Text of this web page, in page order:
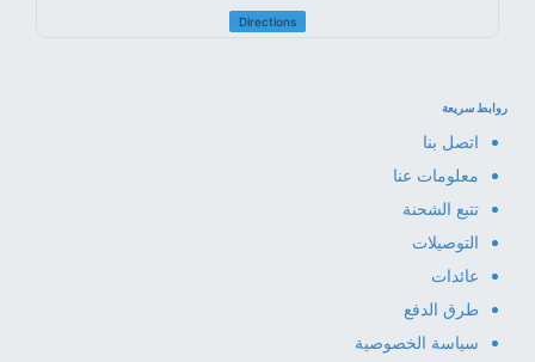
Directions
روابط سريعة
اتصل بنا
معلومات عنا
تتبع الشحنة
التوصيلات
عائدات
طرق الدفع
سياسة الخصوصية